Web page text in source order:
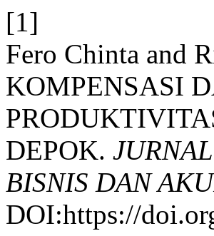
[1]
Fero Chinta and
KOMPENSASI
DEPOK.
BISNIS DAN
DOI:https://